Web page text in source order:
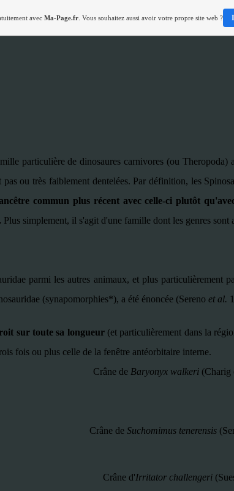
particulière de dinosaures carnivores (ou
pas ou très faiblement dentelées. Par définition, les
commun plus récent avec celle-ci plutôt qu'avec
. Plus simplement, il s'agit d'une famille dont les genres sont
parmi les autres animaux, et plus particulièrement
(synapomorphies*), a été énoncée (Sereno et al.
sur toute sa longueur(et particulièrement dans la
fois ou plus celle de la fenêtre antéorbitaire interne.
Crâne de Baryonyx walkeri (Charig
Crâne de Suchomimus tenerensis
Crâne d'Irritator challengeri
avec Ma-Page.fr. Vous souhaitez aussi avoir votre propre site web ?